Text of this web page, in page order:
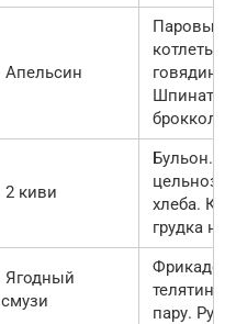
Апельсин
Паровые
котлеты
говядины.
Шпинат,
брокколи
2 киви
Бульон. 2
хлеба.
грудка на
Ягодный
смузи
телятины
пару.